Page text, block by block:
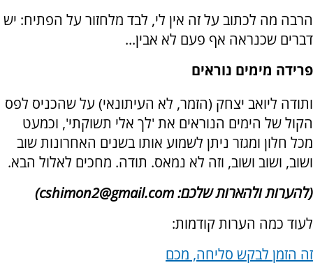
הרבה מה לכתוב על זה אין לי, לבד מלחזור על הפתיח: יש
דברים שכנראה אף פעם לא אבין...
פרידה מימים נוראים
ותודה ליואב יצחק (הזמר, לא העיתונאי) על שהכניס לפס
הקול של הימים הנוראים את 'לך אלי תשוקתי', וכמעט
מכל חלון ומגזר ניתן לשמוע אותו בשנים האחרונות שוב
ושוב, ושוב ושוב, וזה לא נמאס. תודה. מחכים לאלול הבא.
(להערות ולהארות שלכם: cshimon2@gmail.com)
לעוד כמה הערות קודמות:
זה הזמן לבקש סליחה, מכם